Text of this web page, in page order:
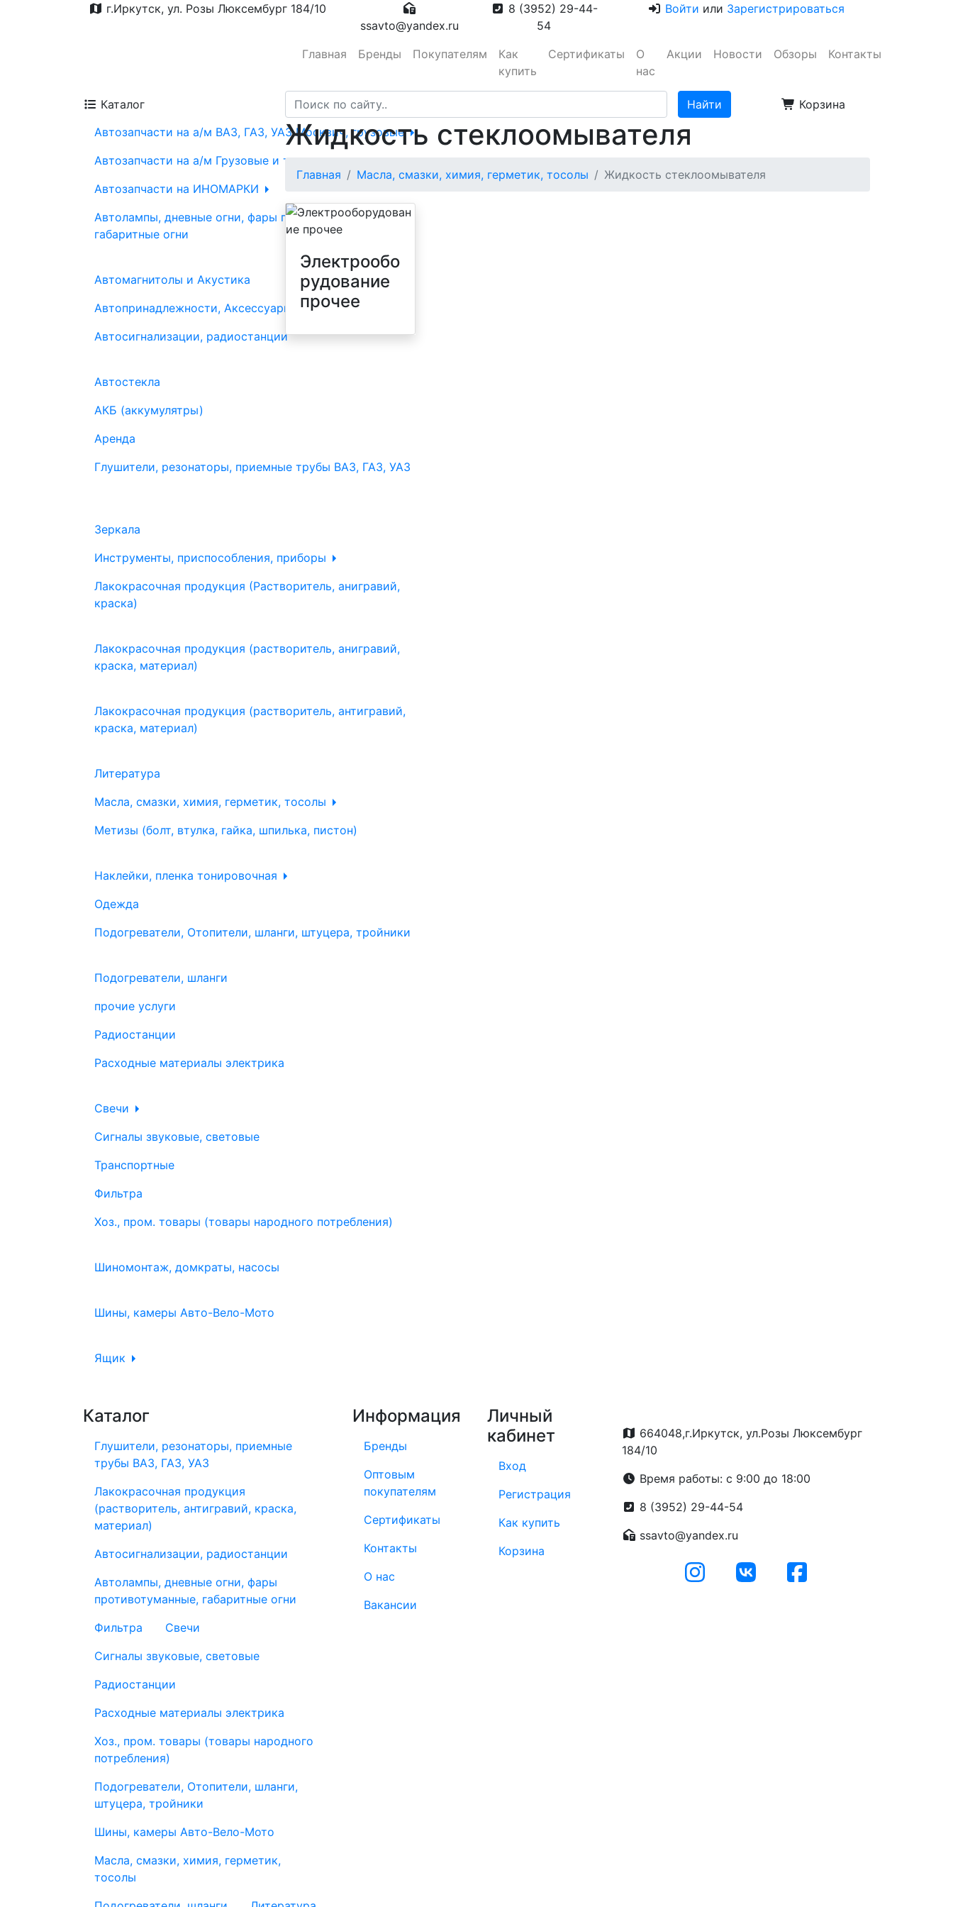
г.Иркутск, ул. Розы Люксембург 184/10
ssavto@yandex.ru
8 (3952) 29-44-
54
Войти или Зарегистрироваться
Главная Бренды Покупателям
Как
купить
Сертификаты
О
нас
Акции Новости Обзоры Контакты
Каталог
Корзина
Автозапчасти на а/м ВАЗ, ГАЗ, УАЗ Москвич, грузовые
Автозапчасти на а/м Грузовые и трактора
Автозапчасти на ИНОМАРКИ
Автолампы, дневные огни, фары противотуманные,
габаритные огни
Автомагнитолы и Акустика
Автопринадлежности, Аксессуары
Автосигнализации, радиостанции
Автостекла
АКБ (аккумулятры)
Аренда
Глушители, резонаторы, приемные трубы ВАЗ, ГАЗ, УАЗ
Зеркала
Инструменты, приспособления, приборы
Лакокрасочная продукция (Растворитель, анигравий,
краска)
Лакокрасочная продукция (растворитель, анигравий,
краска, материал)
Лакокрасочная продукция (растворитель, антигравий,
краска, материал)
Литература
Масла, смазки, химия, герметик, тосолы
Метизы (болт, втулка, гайка, шпилька, пистон)
Наклейки, пленка тонировочная
Одежда
Подогреватели, Отопители, шланги, штуцера, тройники
Подогреватели, шланги
прочие услуги
Радиостанции
Расходные материалы электрика
Свечи
Сигналы звуковые, световые
Транспортные
Фильтра
Хоз., пром. товары (товары народного потребления)
Шиномонтаж, домкраты, насосы
Шины, камеры Авто-Вело-Мото
Ящик
Жидкость стеклоомывателя
Главная Масла, смазки, химия, герметик, тосолы Жидкость стеклоомывателя
Электрообо
рудование
прочее
Каталог
Глушители, резонаторы, приемные
трубы ВАЗ, ГАЗ, УАЗ
Лакокрасочная продукция
(растворитель, антигравий, краска,
материал)
Автосигнализации, радиостанции
Автолампы, дневные огни, фары
противотуманные, габаритные огни
Фильтра
Свечи
Сигналы звуковые, световые
Радиостанции
Расходные материалы электрика
Хоз., пром. товары (товары народного
потребления)
Подогреватели, Отопители, шланги,
штуцера, тройники
Шины, камеры Авто-Вело-Мото
Масла, смазки, химия, герметик,
тосолы
Информация
Бренды
Оптовым
покупателям
Сертификаты
Контакты
О нас
Вакансии
Личный
кабинет
Вход
Регистрация
Как купить
Корзина
664048,г.Иркутск, ул.Розы Люксембург
184/10
Время работы: с 9:00 до 18:00
8 (3952) 29-44-54
ssavto@yandex.ru